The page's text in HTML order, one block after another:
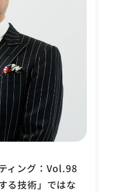
ィング：Vol.98
る技術」ではな